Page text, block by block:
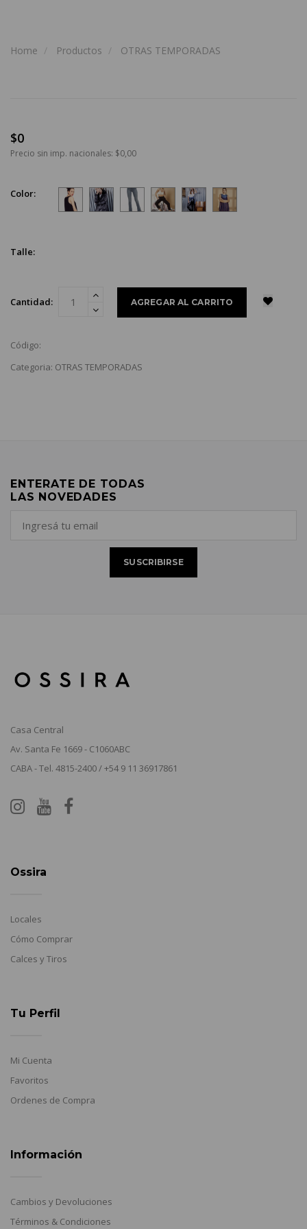
Home Productos OTRAS TEMPORADAS
$0
Precio sin imp. nacionales: $0,00
Color:
Talle:
Cantidad:
Código:
Categoria: OTRAS TEMPORADAS
ENTERATE DE TODAS
LAS NOVEDADES
Casa Central
Av. Santa Fe 1669 - C1060ABC
CABA - Tel. 4815-2400 / +54 9 11 36917861
Ossira
Locales
Cómo Comprar
Calces y Tiros
Tu Perfil
Mi Cuenta
Favoritos
Ordenes de Compra
Información
Cambios y Devoluciones
Términos & Condiciones